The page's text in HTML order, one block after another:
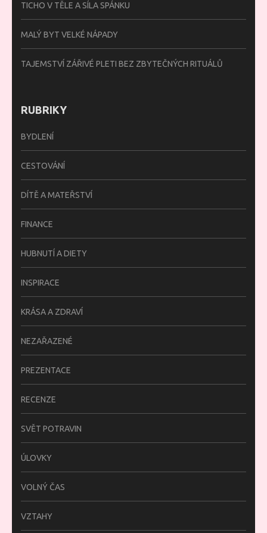
TICHO V TĚLE A SÍLA SPÁNKU
MALÝ BYT VELKÉ NÁPADY
TAJEMSTVÍ ZÁŘIVÉ PLETI BEZ ZBYTEČNÝCH RITUÁLŮ
RUBRIKY
BYDLENÍ
CESTOVÁNÍ
DÍTĚ A MATEŘSTVÍ
FINANCE
HUBNUTÍ A DIETY
INSPIRACE
KRÁSA A ZDRAVÍ
NEZAŘAZENÉ
PREZENTACE
RECENZE
SVĚT POTRAVIN
ÚLOVKY
VOLNÝ ČAS
VZTAHY